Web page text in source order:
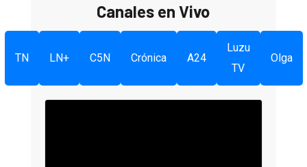
Canales en Vivo
TN LN+ C5N Crónica A24
Luzu
TV
Olga